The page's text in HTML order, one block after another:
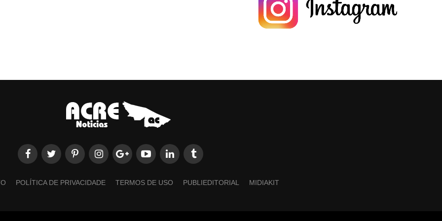
POLÍTICA DE PRIVACIDADE TERMOS DE USO PUBLIEDITORIAL MIDIAKIT